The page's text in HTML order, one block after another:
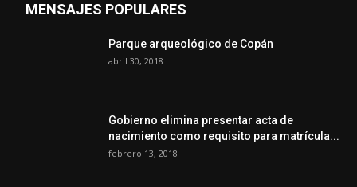
MENSAJES POPULARES
Parque arqueológico de Copán
abril 30, 2018
Gobierno elimina presentar acta de
nacimiento como requisito para matrícula...
febrero 13, 2018